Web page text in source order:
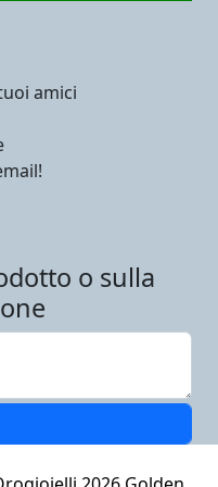
amici
o sulla